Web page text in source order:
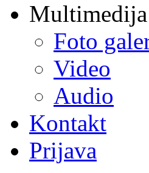
Multimedija
Foto
Video
Audio
Kontakt
Prijava